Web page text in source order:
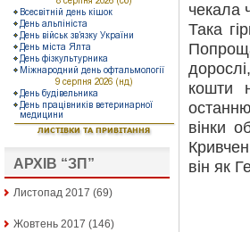
АРХІВ “ЗП”
Листопад 2017 (69)
Жовтень 2017 (146)
чекала
Така
кошти
вінки
він як